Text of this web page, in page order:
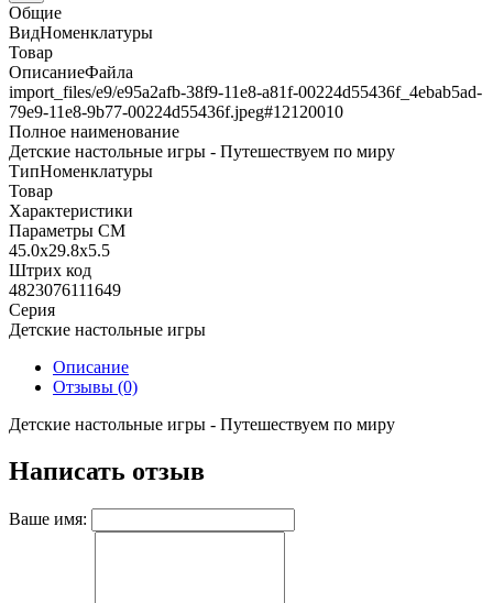
Общие
ВидНоменклатуры
Товар
ОписаниеФайла
import_files/e9/e95a2afb-38f9-11e8-a81f-00224d55436f_4ebab5ad-
79e9-11e8-9b77-00224d55436f.jpeg#12120010
Полное наименование
Детские настольные игры - Путешествуем по миру
ТипНоменклатуры
Товар
Характеристики
Параметры СМ
45.0x29.8x5.5
Штрих код
4823076111649
Серия
Детские настольные игры
Описание
Отзывы (0)
Детские настольные игры - Путешествуем по миру
Написать отзыв
Ваше имя: